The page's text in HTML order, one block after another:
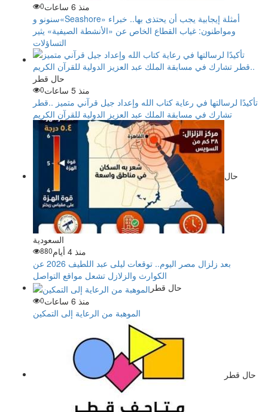
منذ 6 ساعات 0
سنونو و«Seashore» أمثلة إيجابية يجب أن يحتذى بها.. خبراء
ومواطنون: غياب القطاع الخاص عن «الأنشطة الصيفية» يثير
التساؤلات
حال قطر
منذ 5 ساعات
0
تأكيدًا لرسالتها في رعاية كتاب الله وإعداد جيل قرآني متميز ..قطر
تشارك في مسابقة الملك عبد العزيز الدولية للقرآن الكريم
حال
السعودية
منذ 4 أيام
880
بعد زلزال مصر اليوم.. توقعات ليلى عبد اللطيف 2026 عن
الكوارث والزلازل تشعل مواقع التواصل
حال قطر
منذ 6 ساعات
0
الموهبة من الرعاية إلى التمكين
حال قطر